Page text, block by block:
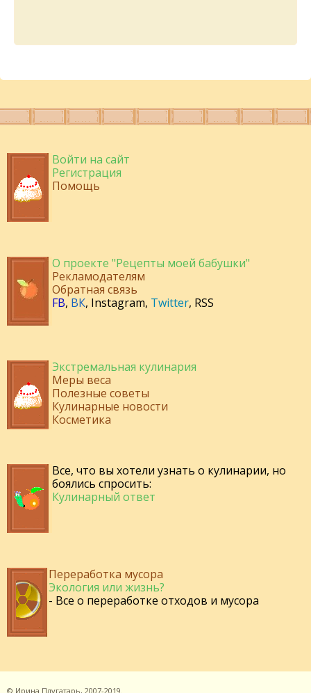
Войти на сайт
Регистрация
Помощь
О проекте "Рецепты моей бабушки"
Рекламодателям
Обратная связь
FB, ВК, Instagram, Twitter, RSS
Экстремальная кулинария
Меры веса
Полезные советы
Кулинарные новости
Косметика
Все, что вы хотели узнать о кулинарии, но
боялись спросить:
Кулинарный ответ
Переработка мусора
Экология или жизнь?
- Все о переработке отходов и мусора
© Ирина Плугатарь, 2007-2019.